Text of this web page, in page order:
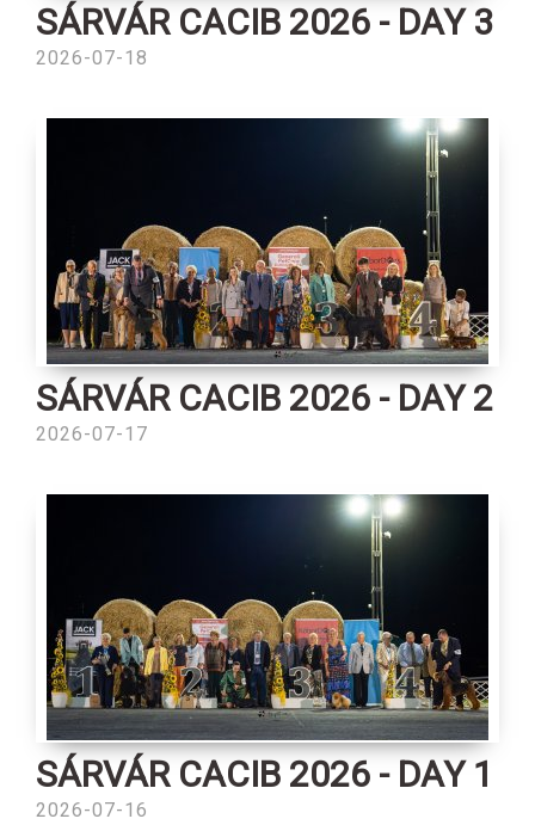
SÁRVÁR CACIB 2026 - DAY 3
2026-07-18
SÁRVÁR CACIB 2026 - DAY 2
2026-07-17
SÁRVÁR CACIB 2026 - DAY 1
2026-07-16